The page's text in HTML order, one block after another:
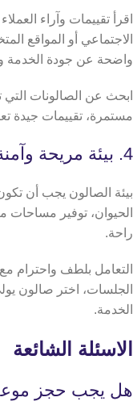
اقرأ تقييمات وآراء
الاجتماعي أو المواقع
واضحة عن جودة الخدمة
ابحث عن الصالونات
مستمرة، تقييمات جيدة
4. بيئة مريحة وآمنة للحيوان
بيئة الصالون يجب أن
الحيوان، توفير مساحات
راحة.
التعامل بلطف واحترام مع
الجلسات، اختر صالون
الخدمة.
الاسئلة الشائعة
هل يجب حجز